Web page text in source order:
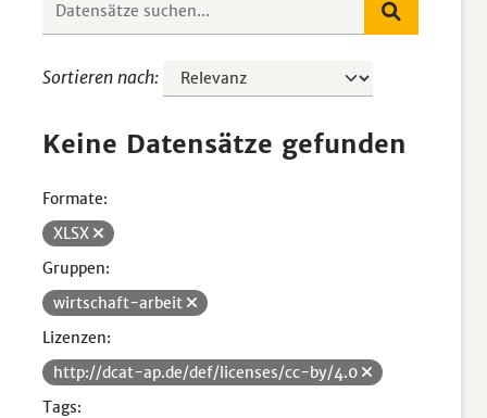
Sortieren nach
Keine Datensätze gefunden
Formate:
XLSX
Gruppen:
wirtschaft-arbeit
Lizenzen:
http://dcat-ap.de/def/licenses/cc-by/4.0
Tags: